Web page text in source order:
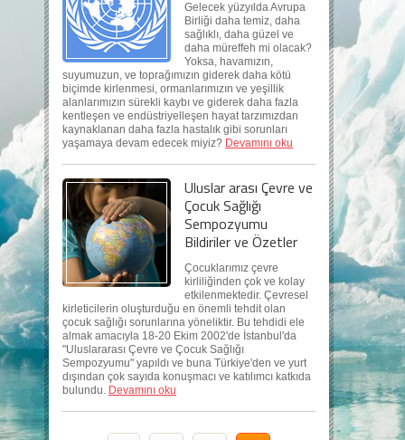
Gelecek yüzyılda Avrupa
Birliği daha temiz, daha
sağlıklı, daha güzel ve
daha müreffeh mi olacak?
Yoksa, havamızın,
suyumuzun, ve toprağımızın giderek daha kötü
biçimde kirlenmesi, ormanlarımızın ve yeşillik
alanlarımızın sürekli kaybı ve giderek daha fazla
kentleşen ve endüstriyelleşen hayat tarzımızdan
kaynaklanan daha fazla hastalık gibi sorunları
yaşamaya devam edecek miyiz? Devamını oku
Uluslar arası Çevre ve
Çocuk Sağlığı
Sempozyumu
Bildiriler ve Özetler
Çocuklarımız çevre
kirliliğinden çok ve kolay
etkilenmektedir. Çevresel
kirleticilerin oluşturduğu en önemli tehdit olan
çocuk sağlığı sorunlarına yöneliktir. Bu tehdidi ele
almak amacıyla 18-20 Ekim 2002'de İstanbul'da
"Uluslararası Çevre ve Çocuk Sağlığı
Sempozyumu" yapıldı ve buna Türkiye'den ve yurt
dışından çok sayıda konuşmacı ve katılımcı katkıda
bulundu. Devamını oku